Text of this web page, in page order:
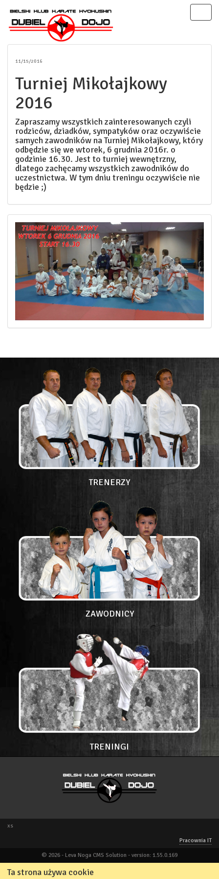
11/15/2016
Turniej Mikołajkowy
2016
Zapraszamy wszystkich zainteresowanych czyli
rodziców, dziadków, sympatyków oraz oczywiście
samych zawodników na Turniej Mikołajkowy, który
odbędzie się we wtorek, 6 grudnia 2016r. o
godzinie 16.30. Jest to turniej wewnętrzny,
dlatego zachęcamy wszystkich zawodników do
uczestnictwa. W tym dniu treningu oczywiście nie
będzie ;)
TRENERZY
ZAWODNICY
TRENINGI
xs
Pracownia IT
© 2026 - Leva Noga CMS Solution - version: 1.55.0.169
Ta strona używa cookie